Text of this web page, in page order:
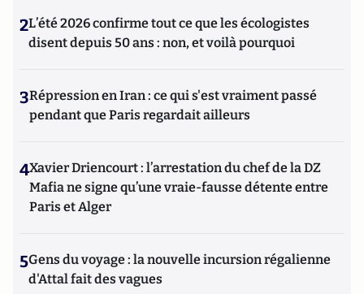
2L’été 2026 confirme tout ce que les écologistes
disent depuis 50 ans : non, et voilà pourquoi
3Répression en Iran : ce qui s'est vraiment passé
pendant que Paris regardait ailleurs
4Xavier Driencourt : l’arrestation du chef de la DZ
Mafia ne signe qu’une vraie-fausse détente entre
Paris et Alger
5Gens du voyage : la nouvelle incursion régalienne
d'Attal fait des vagues